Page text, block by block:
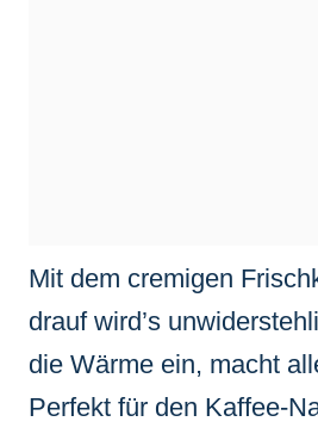
Mit dem cremigen
drauf wird’s
die Wärme ein, macht
Perfekt für den Kaffee-